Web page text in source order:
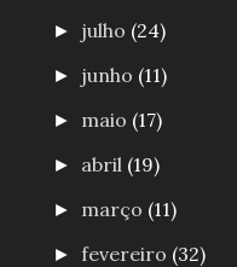
► julho (24)
► junho (11)
► maio (17)
► abril (19)
► março (11)
►fevereiro (32)